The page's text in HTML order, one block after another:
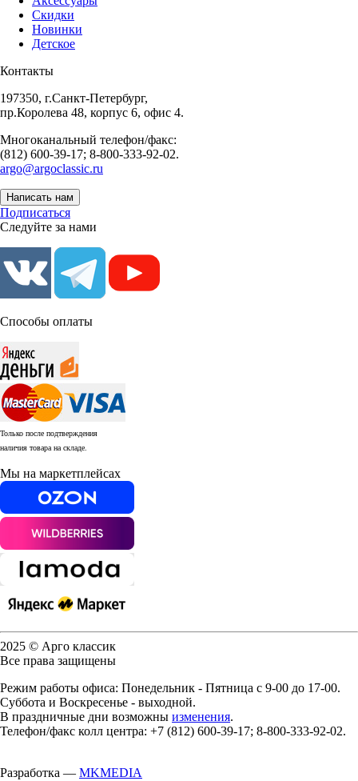
Скидки
Новинки
Детское
Контакты
197350, г.Санкт-Петербург,
пр.Королева 48, корпус 6, офис 4.
Многоканальный телефон/факс:
(812) 600-39-17; 8-800-333-92-02.
argo@argoclassic.ru
Написать нам
Подписаться
Следуйте за нами
Способы оплаты
Только после подтверждения
наличия товара на складе.
Мы на маркетплейсах
2025 © Арго классик
Все права защищены
Режим работы офиса: Понедельник - Пятница с 9-00 до 17-00.
Суббота и Воскресенье - выходной.
В праздничные дни возможны изменения.
Телефон/факс колл центра: +7 (812) 600-39-17; 8-800-333-92-02.
Разработка — MKMEDIA